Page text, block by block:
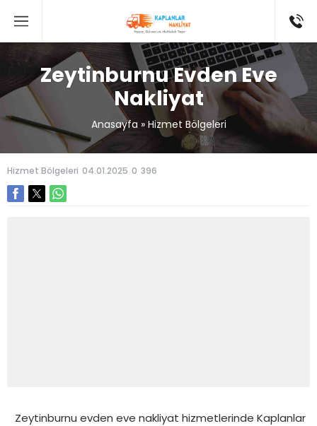
Zeytinburnu Evden Eve
Nakliyat
Anasayfa» Hizmet Bölgeleri
Hizmet Bölgeleri 04.01.2025 0 396
Zeytinburnu evden eve nakliyat hizmetlerinde Kaplanlar